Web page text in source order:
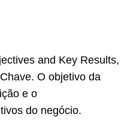
and Key Results,
O objetivo da
e o
do negócio.